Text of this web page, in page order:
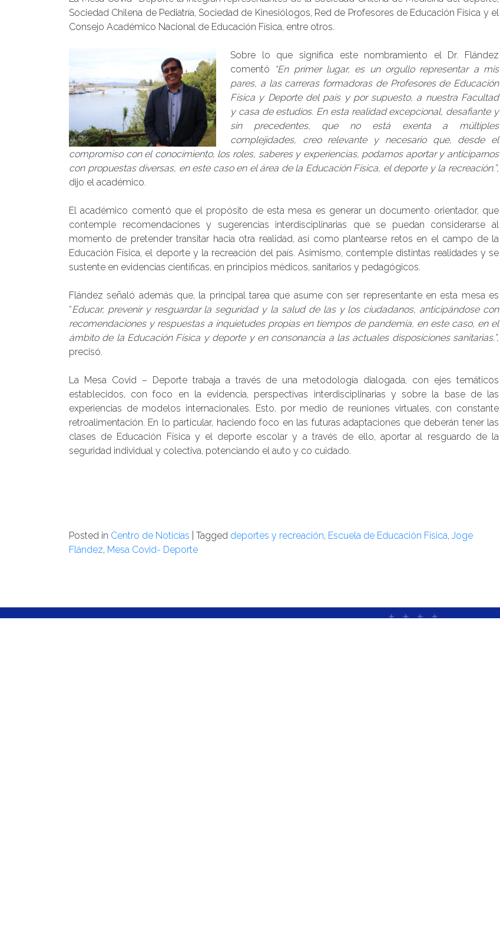
Sociedad Chilena de Pediatría, Sociedad de Kinesiólogos, Red de Profesores de Educación Física y el
Consejo Académico Nacional de Educación Física, entre otros.
Sobre lo que significa este nombramiento el Dr. Flández
comentó
“En primer lugar, es un orgullo representar a mis
pares, a las carreras formadoras de Profesores de Educación
Física y Deporte del país y por supuesto, a nuestra Facultad
y casa de estudios. En esta realidad excepcional, desafiante y
sin precedentes, que no está exenta a múltiples
complejidades, creo relevante y necesario que, desde el
compromiso con el conocimiento, los roles, saberes y experiencias, podamos aportar y anticiparnos
con propuestas diversas, en este caso en el área de la Educación Física, el deporte y la recreación.”,
dijo el académico.
El académico comentó que el propósito de esta mesa es generar un documento orientador, que
contemple recomendaciones y sugerencias interdisciplinarias que se puedan considerarse al
momento de pretender transitar hacia otra realidad, así como plantearse retos en el campo de la
Educación Física, el deporte y la recreación del país. Asimismo, contemple distintas realidades y se
sustente en evidencias científicas, en principios médicos, sanitarios y pedagógicos.
Flández señaló además que, la principal tarea que asume con ser representante en esta mesa es
“Educar, prevenir y resguardar la seguridad y la salud de las y los ciudadanos, anticipándose con
recomendaciones y respuestas a inquietudes propias en tiempos de pandemia, en este caso, en el
ámbito de la Educación Física y deporte y en consonancia a las actuales disposiciones sanitarias.”,
precisó.
La Mesa Covid – Deporte trabaja a través de una metodología dialogada, con ejes temáticos
establecidos, con foco en la evidencia, perspectivas interdisciplinarias y sobre la base de las
experiencias de modelos internacionales. Esto, por medio de reuniones virtuales, con constante
retroalimentación. En lo particular, haciendo foco en las futuras adaptaciones que deberán tener las
clases de Educación Física y el deporte escolar y a través de ello, aportar al resguardo de la
seguridad individual y colectiva, potenciando el auto y co cuidado.
Posted in Centro de Noticias Tagged deportes y recreación, Escuela de Educación Física, Joge
Flández, Mesa Covid- Deporte